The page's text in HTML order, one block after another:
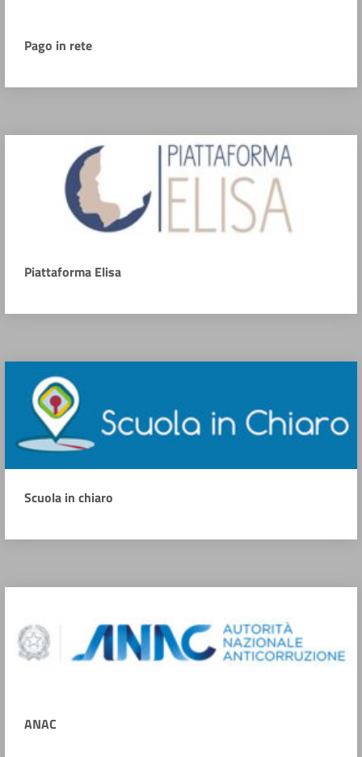
Pago in rete
Piattaforma Elisa
Scuola in chiaro
ANAC